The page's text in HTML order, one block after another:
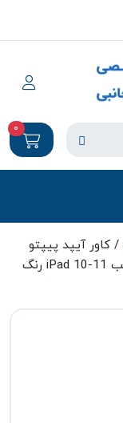
0
/ کاور آیپد پیپتو
مدل Pipetto 360 Rugged Folio Case مناسب iPad 10-11 رنگ